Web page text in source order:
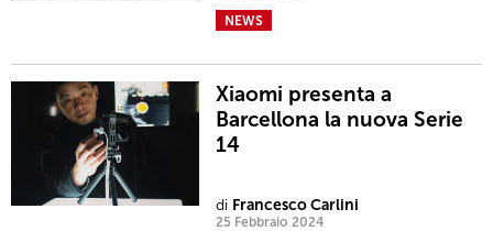
NEWS
Xiaomi presenta a
Barcellona la nuova Serie
14
di Francesco Carlini
25 Febbraio 2024